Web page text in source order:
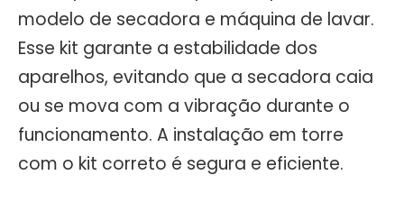
modelo de secadora e máquina de lavar.
Esse kit garante a estabilidade dos
aparelhos, evitando que a secadora caia
ou se mova com a vibração durante o
funcionamento. A instalação em torre
com o kit correto é segura e eficiente.